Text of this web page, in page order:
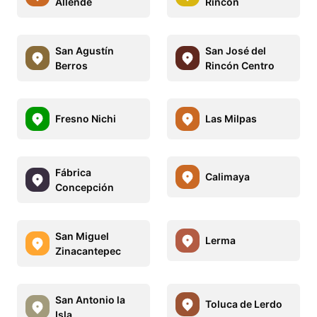
San Agustín
Berros
San José del
Rincón Centro
Fresno Nichi Las Milpas
Fábrica
Concepción
Calimaya
San Miguel
Zinacantepec
Lerma
San Antonio la
Isla
Toluca de Lerdo